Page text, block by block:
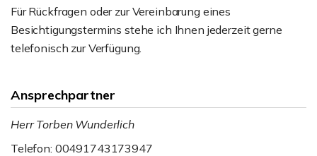
Für Rückfragen oder zur Vereinbarung eines
Besichtigungstermins stehe ich Ihnen jederzeit gerne
telefonisch zur Verfügung.
Ansprechpartner
Herr Torben Wunderlich
Telefon: 00491743173947